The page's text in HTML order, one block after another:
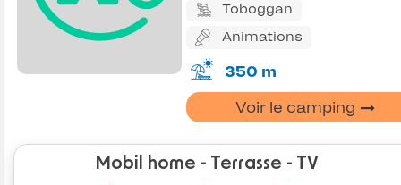
Toboggan
Animations
350 m
Voir le camping
Mobil home - Terrasse - TV